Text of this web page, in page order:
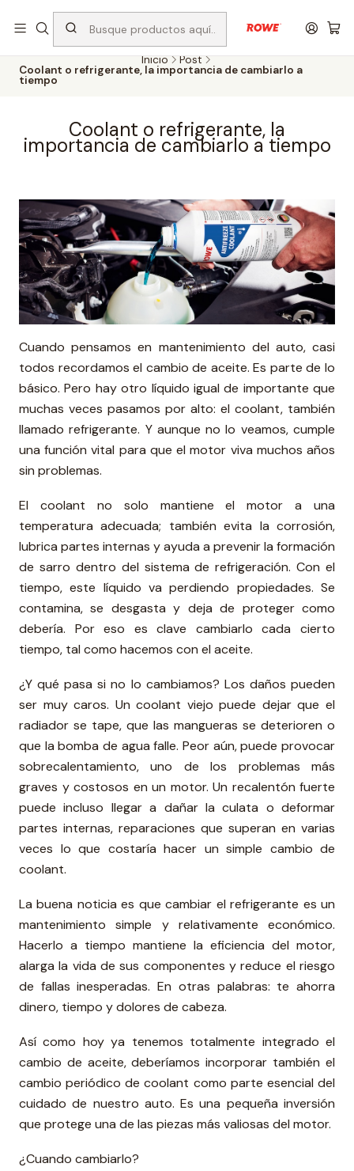
Despacho rápido a todo Chile
Inicio Post
Coolant o refrigerante, la importancia de cambiarlo a
tiempo
Coolant o refrigerante, la
importancia de cambiarlo a tiempo
Cuando pensamos en mantenimiento del auto, casi
todos recordamos el cambio de aceite. Es parte de lo
básico. Pero hay otro líquido igual de importante que
muchas veces pasamos por alto: el coolant, también
llamado refrigerante. Y aunque no lo veamos, cumple
una función vital para que el motor viva muchos años
sin problemas.
El coolant no solo mantiene el motor a una
temperatura adecuada; también evita la corrosión,
lubrica partes internas y ayuda a prevenir la formación
de sarro dentro del sistema de refrigeración. Con el
tiempo, este líquido va perdiendo propiedades. Se
contamina, se desgasta y deja de proteger como
debería. Por eso es clave cambiarlo cada cierto
tiempo, tal como hacemos con el aceite.
¿Y qué pasa si no lo cambiamos? Los daños pueden
ser muy caros. Un coolant viejo puede dejar que el
radiador se tape, que las mangueras se deterioren o
que la bomba de agua falle. Peor aún, puede provocar
sobrecalentamiento, uno de los problemas más
graves y costosos en un motor. Un recalentón fuerte
puede incluso llegar a dañar la culata o deformar
partes internas, reparaciones que superan en varias
veces lo que costaría hacer un simple cambio de
coolant.
La buena noticia es que cambiar el refrigerante es un
mantenimiento simple y relativamente económico.
Hacerlo a tiempo mantiene la eficiencia del motor,
alarga la vida de sus componentes y reduce el riesgo
de fallas inesperadas. En otras palabras: te ahorra
dinero, tiempo y dolores de cabeza.
Así como hoy ya tenemos totalmente integrado el
cambio de aceite, deberíamos incorporar también el
cambio periódico de coolant como parte esencial del
cuidado de nuestro auto. Es una pequeña inversión
que protege una de las piezas más valiosas del motor.
¿Cuando cambiarlo?